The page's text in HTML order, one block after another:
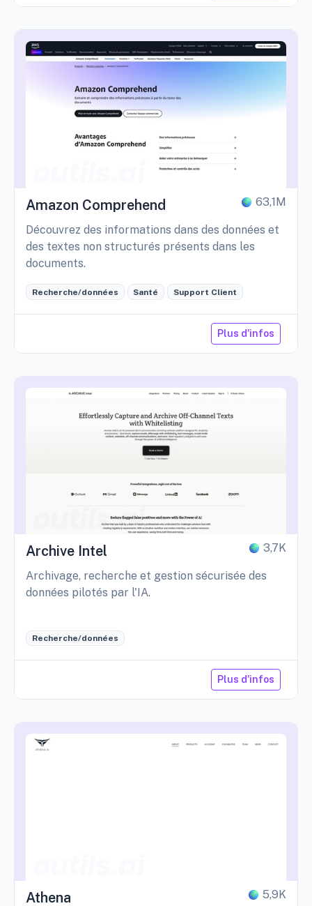
Amazon Comprehend 63,1M
Découvrez des informations dans des données et
des textes non structurés présents dans les
documents.
Recherche/données Santé Support Client
Plus d'infos
Archive Intel 3,7K
Archivage, recherche et gestion sécurisée des
données pilotés par l'IA.
Recherche/données
Plus d'infos
Athena 5,9K